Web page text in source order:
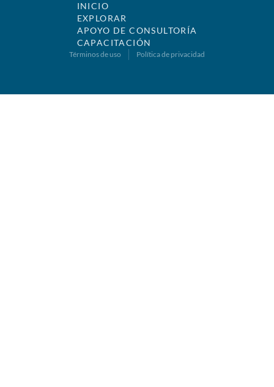
INICIO
EXPLORAR
APOYO DE CONSULTORÍA
CAPACITACIÓN
Términos de uso Política de privacidad